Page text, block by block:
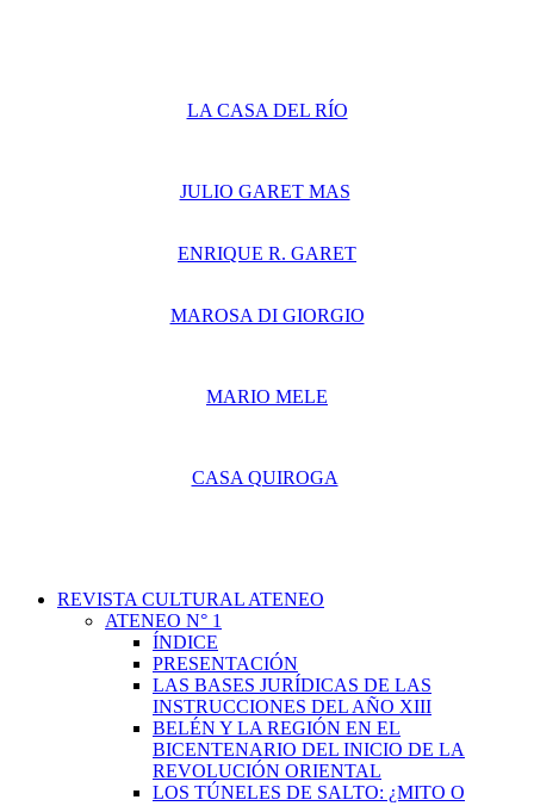
LA CASA DEL RÍO
JULIO GARET MAS
ENRIQUE R. GARET
MAROSA DI GIORGIO
MARIO MELE
CASA QUIROGA
REVISTA CULTURAL ATENEO
ATENEO N° 1
ÍNDICE
PRESENTACIÓN
LAS BASES JURÍDICAS DE LAS
INSTRUCCIONES DEL AÑO XIII
BELÉN Y LA REGIÓN EN EL
BICENTENARIO DEL INICIO DE LA
REVOLUCIÓN ORIENTAL
LOS TÚNELES DE SALTO: ¿MITO O